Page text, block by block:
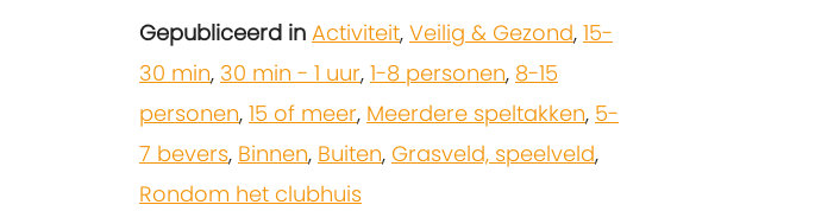
Gepubliceerd in Activiteit, Veilig & Gezond, 15-
30 min, 30 min - 1 uur, 1-8 personen, 8-15
personen, 15 of meer, Meerdere speltakken, 5-
7 bevers, Binnen, Buiten, Grasveld, speelveld,
Rondom het clubhuis